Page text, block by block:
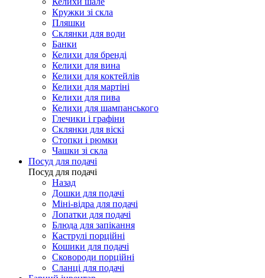
Кружки зі скла
Пляшки
Склянки для води
Банки
Келихи для бренді
Келихи для вина
Келихи для коктейлів
Келихи для мартіні
Келихи для пива
Келихи для шампанського
Глечики і графіни
Склянки для віскі
Стопки і рюмки
Чашки зі скла
Посуд для подачі
Посуд для подачі
Назад
Дошки для подачі
Міні-відра для подачі
Лопатки для подачі
Блюда для запікання
Каструлі порційні
Кошики для подачі
Сковороди порційні
Сланці для подачі